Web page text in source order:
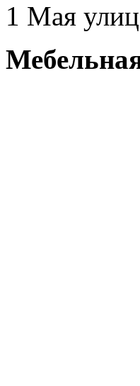
1 Мая